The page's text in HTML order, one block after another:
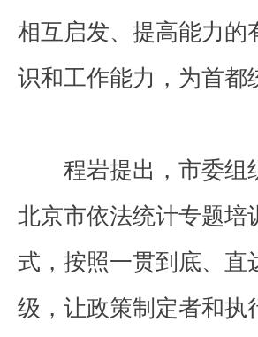
相互启发、提高能力的
识和工作能力，为首都
程岩提出，市委组
北京市依法统计专题培
式，按照一贯到底、
级，让政策制定者和执